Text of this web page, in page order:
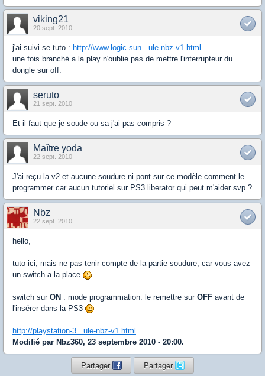
viking21
20 sept. 2010
j'ai suivi se tuto : http://www.logic-sun...ule-nbz-v1.html
une fois branché a la play n'oublie pas de mettre l'interrupteur du
dongle sur off.
seruto
21 sept. 2010
Et il faut que je soude ou sa j'ai pas compris ?
Maître yoda
22 sept. 2010
J'ai reçu la v2 et aucune soudure ni pont sur ce modèle comment le
programmer car aucun tutoriel sur PS3 liberator qui peut m'aider svp ?
Nbz
22 sept. 2010
hello,
tuto ici, mais ne pas tenir compte de la partie soudure, car vous avez
un switch a la place
switch sur ON : mode programmation. le remettre sur OFF avant de
l'insérer dans la PS3
http://playstation-3...ule-nbz-v1.html
Modifié par Nbz360, 23 septembre 2010 - 20:00.
Partager Partager